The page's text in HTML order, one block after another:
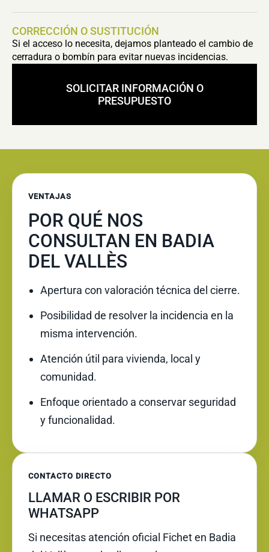
CORRECCIÓN O SUSTITUCIÓN
Si el acceso lo necesita, dejamos planteado el cambio de
cerradura o bombín para evitar nuevas incidencias.
SOLICITAR INFORMACIÓN O
PRESUPUESTO
VENTAJAS
POR QUÉ NOS
CONSULTAN EN BADIA
DEL VALLÈS
Apertura con valoración técnica del cierre.
Posibilidad de resolver la incidencia en la
misma intervención.
Atención útil para vivienda, local y
comunidad.
Enfoque orientado a conservar seguridad
y funcionalidad.
CONTACTO DIRECTO
LLAMAR O ESCRIBIR POR
WHATSAPP
Si necesitas atención oficial Fichet en Badia